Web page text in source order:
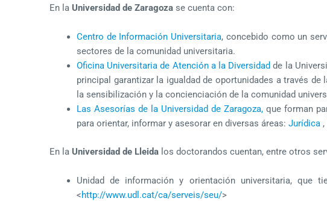
En la Universidad de Zaragoza se cuenta con:
Centro de Información Universitaria, concebido como un
sectores de la comunidad universitaria.
Oficina Universitaria de Atención a la Diversidadde la
principal garantizar la igualdad de oportunidades a través
la sensibilización y la concienciación de la comunidad
Las Asesorías de la Universidad de Zaragoza, que forman
para orientar, informar y asesorar en diversas áreas: Jurídica ,
En la Universidad de Lleida los doctorandos cuentan, entre otros
Unidad de información y orientación universitaria,
<http://www.udl.cat/ca/serveis/seu/>